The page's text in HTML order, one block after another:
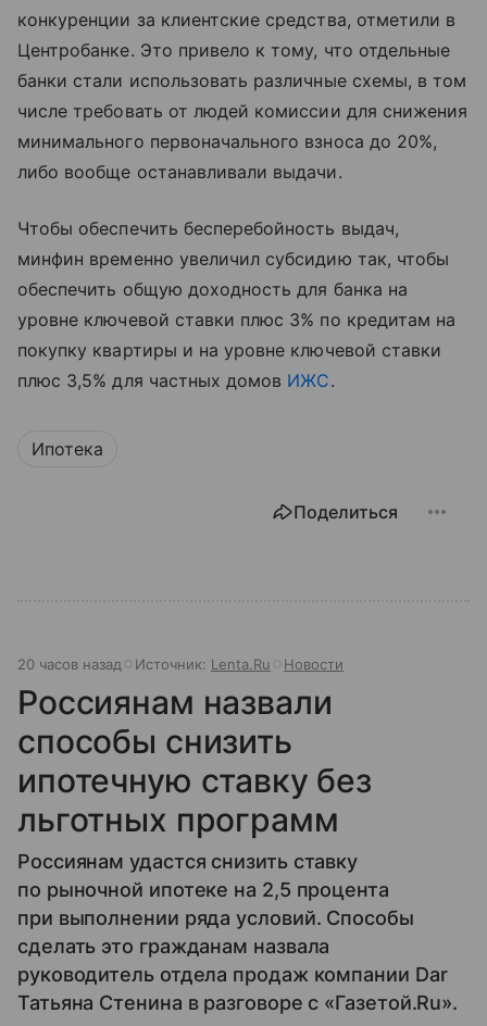
конкуренции за клиентские средства, отметили в
Центробанке. Это привело к тому, что отдельные
банки стали использовать различные схемы, в том
числе требовать от людей комиссии для снижения
минимального первоначального взноса до 20%,
либо вообще останавливали выдачи.
Чтобы обеспечить бесперебойность выдач,
минфин временно увеличил субсидию так, чтобы
обеспечить общую доходность для банка на
уровне ключевой ставки плюс 3% по кредитам на
покупку квартиры и на уровне ключевой ставки
плюс 3,5% для частных домов ИЖС.
Ипотека
Поделиться
20 часов назад Источник: Lenta.Ru Новости
Россиянам назвали
способы снизить
ипотечную ставку без
льготных программ
Россиянам удастся снизить ставку
по рыночной ипотеке на 2,5 процента
при выполнении ряда условий. Способы
сделать это гражданам назвала
руководитель отдела продаж компании Dar
Татьяна Стенина в разговоре с «Газетой.Ru».